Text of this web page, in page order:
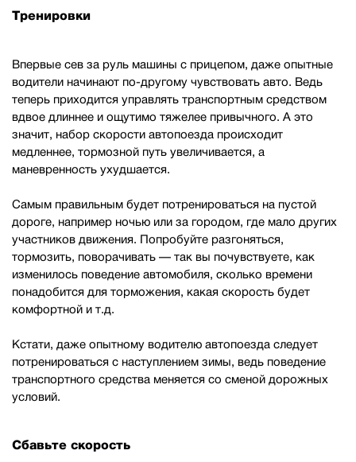
Тренировки
Впервые сев за руль машины с прицепом, даже опытные
водители начинают по-другому чувствовать авто. Ведь
теперь приходится управлять транспортным средством
вдвое длиннее и ощутимо тяжелее привычного. А это
значит, набор скорости автопоезда происходит
медленнее, тормозной путь увеличивается, а
маневренность ухудшается.
Самым правильным будет потренироваться на пустой
дороге, например ночью или за городом, где мало других
участников движения. Попробуйте разгоняться,
тормозить, поворачивать — так вы почувствуете, как
изменилось поведение автомобиля, сколько времени
понадобится для торможения, какая скорость будет
комфортной и т.д.
Кстати, даже опытному водителю автопоезда следует
потренироваться с наступлением зимы, ведь поведение
транспортного средства меняется со сменой дорожных
условий.
Сбавьте скорость